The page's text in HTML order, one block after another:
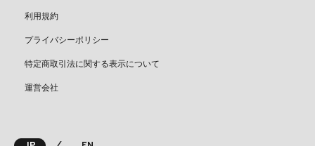
利用規約
プライバシーポリシー
特定商取引法に関する表示について
運営会社